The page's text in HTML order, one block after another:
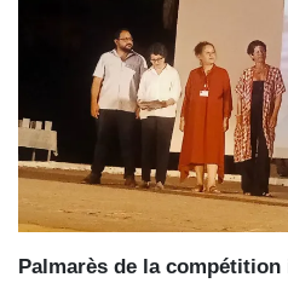
Palmarès de la compétition